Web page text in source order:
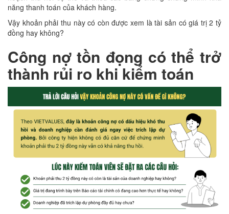
năng thanh toán của khách hàng.
Vậy khoản phải thu này có còn được xem là tài sản có giá trị 2 tỷ
đồng hay không?
Công nợ tồn đọng có thể trở
thành rủi ro khi kiểm toán